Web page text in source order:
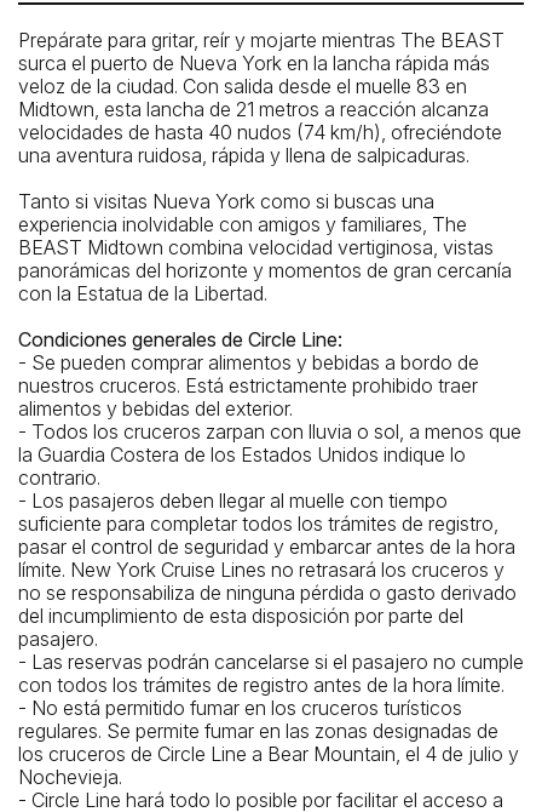
Prepárate para gritar, reír y mojarte mientras The BEAST
surca el puerto de Nueva York en la lancha rápida más
veloz de la ciudad. Con salida desde el muelle 83 en
Midtown, esta lancha de 21 metros a reacción alcanza
velocidades de hasta 40 nudos (74 km/h), ofreciéndote
una aventura ruidosa, rápida y llena de salpicaduras.
Tanto si visitas Nueva York como si buscas una
experiencia inolvidable con amigos y familiares, The
BEAST Midtown combina velocidad vertiginosa, vistas
panorámicas del horizonte y momentos de gran cercanía
con la Estatua de la Libertad.
Condiciones generales de Circle Line:
- Se pueden comprar alimentos y bebidas a bordo de
nuestros cruceros. Está estrictamente prohibido traer
alimentos y bebidas del exterior.
- Todos los cruceros zarpan con lluvia o sol, a menos que
la Guardia Costera de los Estados Unidos indique lo
contrario.
- Los pasajeros deben llegar al muelle con tiempo
suficiente para completar todos los trámites de registro,
pasar el control de seguridad y embarcar antes de la hora
límite. New York Cruise Lines no retrasará los cruceros y
no se responsabiliza de ninguna pérdida o gasto derivado
del incumplimiento de esta disposición por parte del
pasajero.
- Las reservas podrán cancelarse si el pasajero no cumple
con todos los trámites de registro antes de la hora límite.
- No está permitido fumar en los cruceros turísticos
regulares. Se permite fumar en las zonas designadas de
los cruceros de Circle Line a Bear Mountain, el 4 de julio y
Nochevieja.
- Circle Line hará todo lo posible por facilitar el acceso a